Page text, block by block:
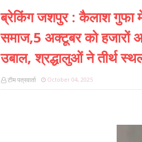
ब्रेकिंग जशपुर : कैलाश गुफा
समाज,5 अक्टूबर को हजारों
उबाल, श्रद्धालुओं ने तीर्थ
टीम पत्रवार्ता October 04, 2025